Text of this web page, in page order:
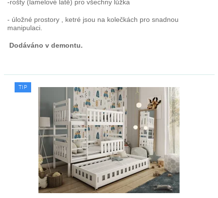
-rošty (lamelové latě) pro všechny lůžka
- úložné prostory , ketré jsou na kolečkách pro snadnou
manipulaci.
Dodáváno v demontu.
TIP